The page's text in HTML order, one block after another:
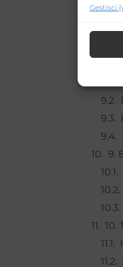
Gestisci
9.
10.